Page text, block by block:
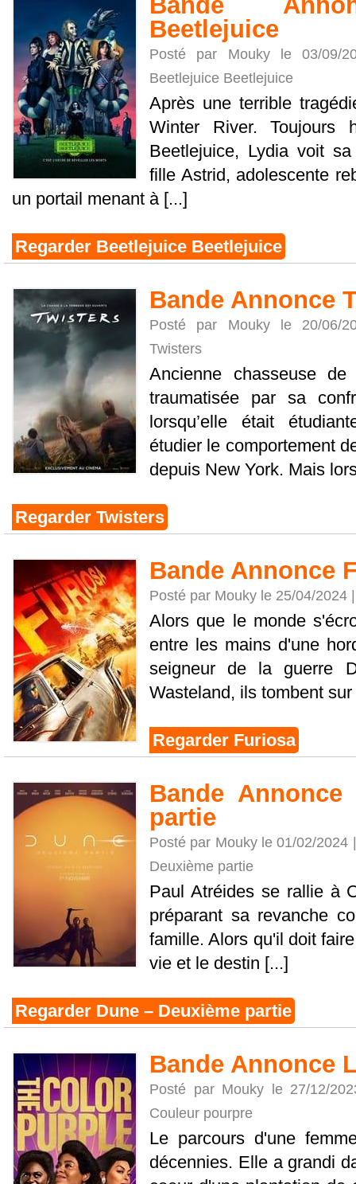
Beetlejuice
Posté par Mouky le 03/09/
Beetlejuice Beetlejuice
Après une terrible
Winter River. Toujours
Beetlejuice, Lydia voit
fille Astrid, adolescente
un portail menant à [...]
Regarder Beetlejuice Beetlejuice
Bande Annonce
Posté par Mouky le 20/06/
Twisters
Ancienne chasseuse
traumatisée par sa
lorsqu’elle était
étudier le comportement
depuis New York. Mais
Regarder Twisters
Bande Annonce
Posté par Mouky le 25/04/2024
Alors que le monde
entre les mains d'une
seigneur de la guerre
Wasteland, ils tombent
Regarder Furiosa
Bande
partie
Posté par Mouky le 01/02/2024
Deuxième partie
Paul Atréides se rallie à
préparant sa revanche
famille. Alors qu'il doit
vie et le destin [...]
Regarder Dune – Deuxième partie
Bande Annonce
Posté par Mouky le 27/12/
Couleur pourpre
Le parcours d'une
décennies. Elle a grandi